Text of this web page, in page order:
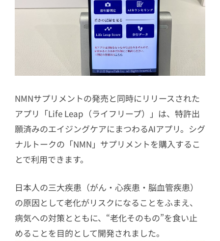
NMNサプリメントの発売と同時にリリースされた
アプリ「Life Leap（ライフリープ）」は、特許出
願済みのエイジングケアにまつわるAIアプリ。シグ
ナルトークの「NMN」サプリメントを購入するこ
とで利用できます。
日本人の三大疾患（がん・心疾患・脳血管疾患）
の原因として老化がリスクになることをふまえ、
病気への対策とともに、“老化そのもの”を食い止
めることを目的として開発されました。